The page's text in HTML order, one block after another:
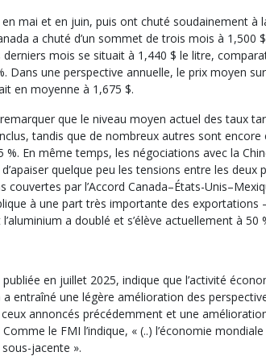
mai et en juin, puis ont chuté soudainement à
a chuté d’un sommet de trois mois à 1,500
derniers mois se situait à 1,440 $ le litre,
Dans une perspective annuelle, le prix moyen
en moyenne à 1,675 $.
que le niveau moyen actuel des taux
tandis que de nombreux autres sont encore
En même temps, les négociations avec la
quelque peu les tensions entre les deux
par l’Accord Canada–États-
à une part très importante des exportations
a doublé et s’élève actuellement à 50
en juillet 2025, indique que l’activité
a entraîné une légère amélioration des
annoncés précédemment et une
le FMI l’indique, « (..) l’économie
jacente ».